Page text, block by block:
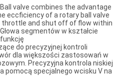
valve combines the advantage
eccficiency of a rotary ball valve
and shut off of flow within
segmentów w kształcie
funkcję
do precyzyjnej kontroli
dla większości zastosowań w
Precyzyjna kontrola niskiej
pomocą specjalnego wcisku V na